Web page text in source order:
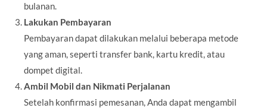
bulanan.
Lakukan Pembayaran
Pembayaran dapat dilakukan melalui beberapa metode
yang aman, seperti transfer bank, kartu kredit, atau
dompet digital.
Ambil Mobil dan Nikmati Perjalanan
Setelah konfirmasi pemesanan, Anda dapat mengambil